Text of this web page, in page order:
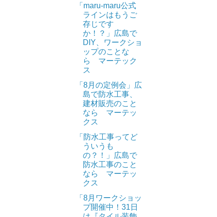
「maru-maru公式
ラインはもうご
存じです
か！？」広島で
DIY、ワークショ
ップのことな
ら マーテック
ス
「8月の定例会」広
島で防水工事、
建材販売のこと
なら マーテッ
クス
「防水工事ってど
ういうも
の？！」広島で
防水工事のこと
なら マーテッ
クス
「8月ワークショッ
プ開催中！31日